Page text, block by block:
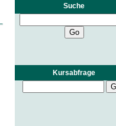
Suche
Kursabfrage